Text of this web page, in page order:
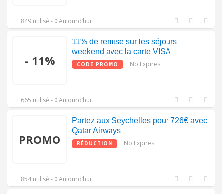
849 utilisé - 0 Aujourd’hui
- 11%
11% de remise sur les séjours
weekend avec la carte VISA
CODE PROMO No Expires
665 utilisé - 0 Aujourd’hui
PROMO
Partez aux Seychelles pour 726€ avec
Qatar Airways
RÉDUCTION No Expires
854 utilisé - 0 Aujourd’hui